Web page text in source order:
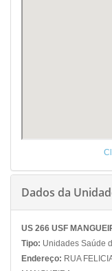
Dados da
US 266 USF
Tipo: Unidades Saúde
Endereço: RUA